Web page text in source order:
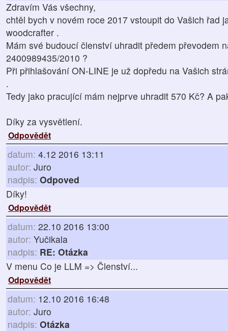
Zdravím Vás všechny,
chtěl bych v novém roce 2017 vstoupit do Vašich řad
woodcrafter .
Mám své budoucí členství uhradit předem převodem
2400989435/2010 ?
Při přihlašování ON-LINE je už dopředu na Vašich
.
Tedy jako pracující mám nejprve uhradit 570 Kč? A
Díky za vysvětlení.
Odpovědět
datum: 4.12 2016 13:11
autor: Juro
nadpis: Odpoved
Díky!
Odpovědět
datum: 22.10 2016 13:00
autor: Yučikala
nadpis: RE: Otázka
V menu Co je LLM => Členství...
Odpovědět
datum: 12.10 2016 16:48
autor: Juro
nadpis: Otázka